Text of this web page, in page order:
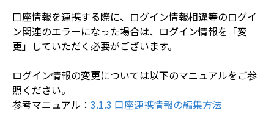
口座情報を連携する際に、ログイン情報相違等のログイ
ン関連のエラーになった場合は、ログイン情報を「変
ログイン情報の変更については以下のマニュアルをご参
照ください。
参考マニュアル：